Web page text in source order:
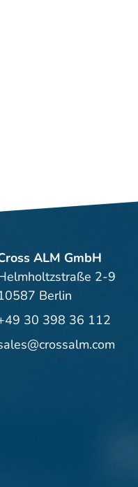
ALM GmbH
2-9
Berlin
30 398 36 112